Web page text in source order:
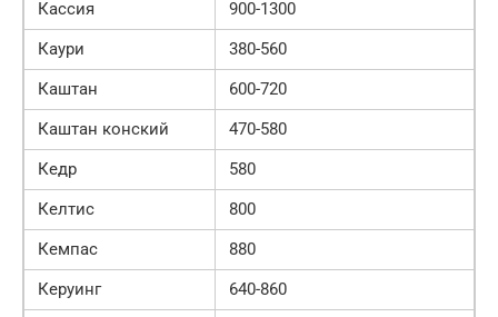
Кассия
900-1300
Каури
380-560
Каштан
600-720
Каштан конский
470-580
Кедр
580
Келтис
800
Кемпас
880
Керуинг
640-860